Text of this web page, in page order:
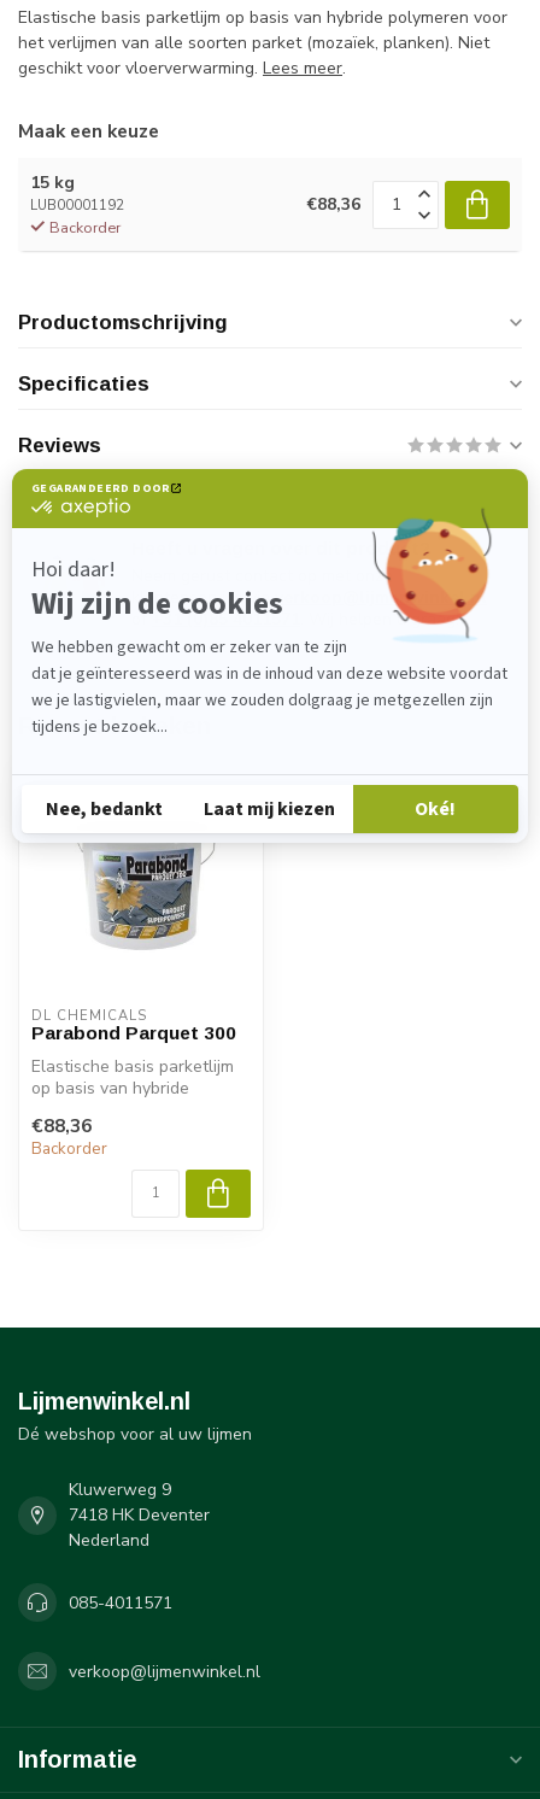
Elastische basis parketlijm op basis van hybride polymeren voor
het verlijmen van alle soorten parket (mozaïek, planken). Niet
geschikt voor vloerverwarming. Lees meer.
Maak een keuze
15 kg
LUB00001192
Backorder
€88,36
Productomschrijving
Specificaties
Reviews
Heeft u vragen over dit product?
Neem gerust contact op met onze
klantenservice viaverkoop@lijmenwinkel.nl
of+31 (0)85 4011571 . Wij helpen u graag!
Recent bekeken
DL CHEMICALS
Parabond Parquet 300
Elastische basis parketlijm
op basis van hybride
verlijmen va...
€88,36
Backorder
Lijmenwinkel.nl
Dé webshop voor al uw lijmen
Kluwerweg 9
7418 HK Deventer
Nederland
085-4011571
verkoop@lijmenwinkel.nl
Informatie